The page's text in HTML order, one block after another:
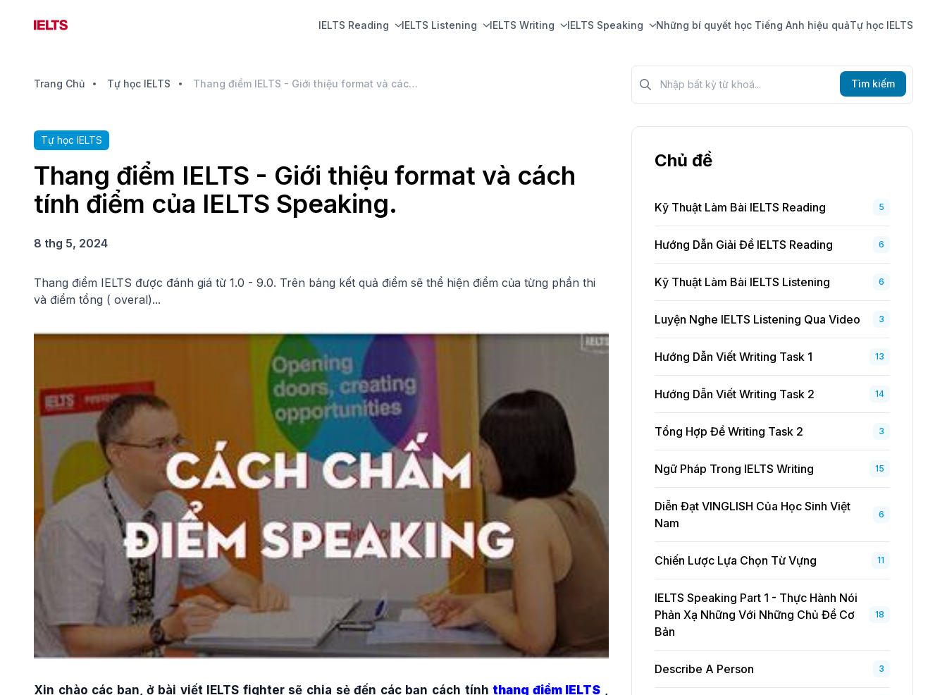
IELTS Reading IELTS Listening IELTS Writing IELTS Speaking Những bí quyết học Tiếng Anh hiệu quảTự học IELTS
Trang Chủ Tự học IELTS Thang điểm IELTS - Giới thiệu format và cách tính điểm của IELTS Speaking.
Tự học IELTS
Thang điểm IELTS - Giới thiệu format và cách
tính điểm của IELTS Speaking.
8 thg 5, 2024
Thang điểm IELTS được đánh giá từ 1.0 - 9.0. Trên bảng kết quả điểm sẽ thể hiện điểm của từng phần thi
và điểm tổng ( overal)...
Xin chào các bạn, ở bài viết IELTS fighter sẽ chia sẻ đến các bạn cách tínhthang điểm IELTS ,
Tìm kiếm?>
Tìm kiếm
Chủ đề
Kỹ Thuật Làm Bài IELTS Reading 5
Hướng Dẫn Giải Đề IELTS Reading 6
Kỹ Thuật Làm Bài IELTS Listening 6
Luyện Nghe IELTS Listening Qua Video 3
Hướng Dẫn Viết Writing Task 1 13
Hướng Dẫn Viết Writing Task 2 14
Tổng Hợp Đề Writing Task 2 3
Ngữ Pháp Trong IELTS Writing 15
Diễn Đạt VINGLISH Của Học Sinh Việt
Nam
6
Chiến Lược Lựa Chọn Từ Vựng 11
IELTS Speaking Part 1 - Thực Hành Nói
Phản Xạ Những Với Những Chủ Đề Cơ
Bản
18
Describe A Person 3